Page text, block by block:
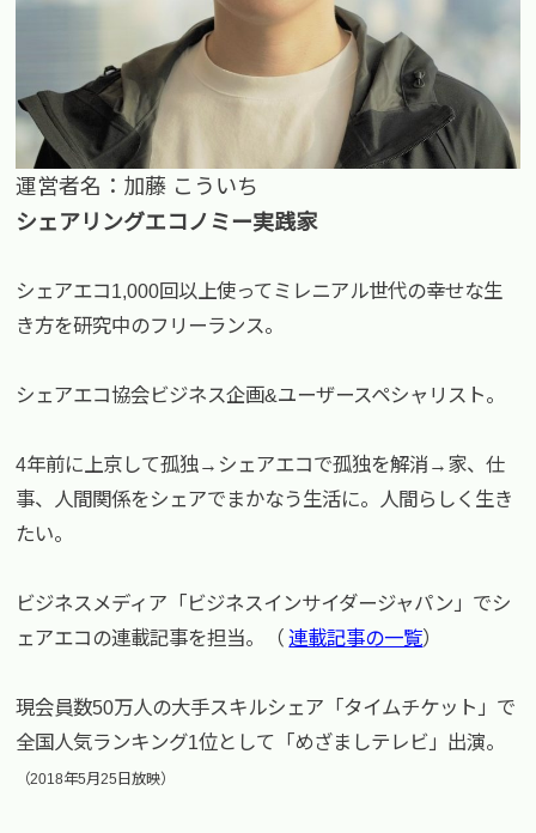
運営者名：加藤 こういち
シェアリングエコノミー実践家
シェアエコ1,000回以上使ってミレニアル世代の幸せな生
き方を研究中のフリーランス。
シェアエコ協会ビジネス企画&ユーザースペシャリスト。
4年前に上京して孤独→シェアエコで孤独を解消→家、仕
事、人間関係をシェアでまかなう生活に。人間らしく生き
たい。
ビジネスメディア「ビジネスインサイダージャパン」でシ
ェアエコの連載記事を担当。（連載記事の一覧）
現会員数50万人の大手スキルシェア「タイムチケット」で
全国人気ランキング1位として「めざましテレビ」出演。
（2018年5月25日放映）